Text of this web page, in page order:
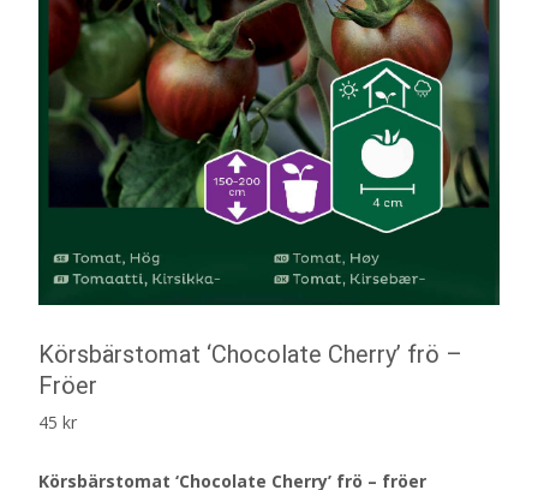
Körsbärstomat ‘Chocolate Cherry’ frö –
Fröer
45 kr
Körsbärstomat ‘Chocolate Cherry’ frö – fröer